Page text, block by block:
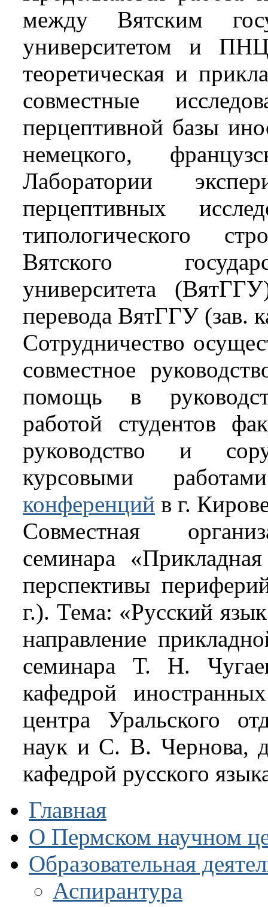
между Вятским
университетом и
теоретическая и
совместные
перцептивной базы
немецкого,
Лаборатории
перцептивных
типологического
Вятского
университета
перевода ВятГГУ (зав.
Сотрудничество
совместное
помощь в
работой студентов
руководство и
курсовыми
конференций в г.
Совместная
семинара
перспективы
г.). Тема: «Русский
направление
семинара Т. Н.
кафедрой
центра Уральского
наук и С. В. Чернова,
кафедрой русского
Главная
О Пермском научном
Образовательная
Аспирантура